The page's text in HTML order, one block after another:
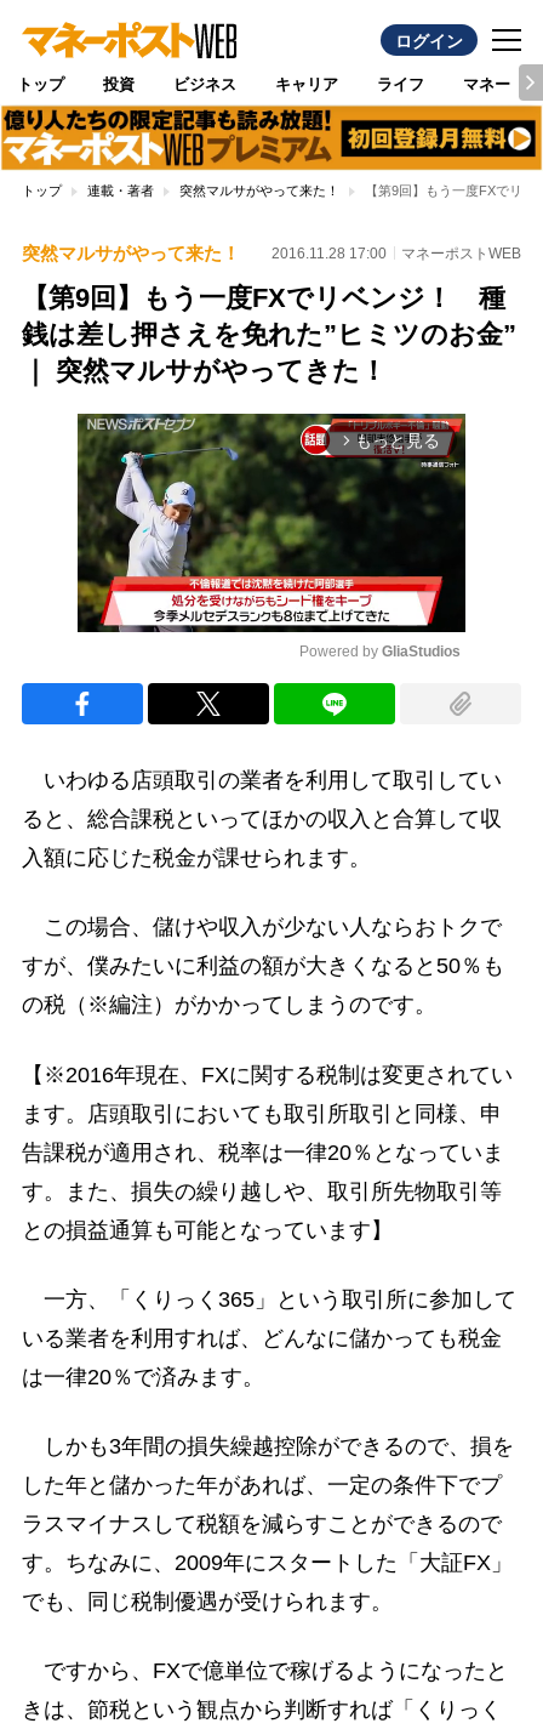
ログイン
トップ 投資 ビジネス キャリア ライフ マネー
トップ 連載・著者 突然マルサがやって来た！ 【第9回】もう一度FXでリ
突然マルサがやって来た！ 2016.11.28 17:00 マネーポストWEB
【第9回】もう一度FXでリベンジ！ 種
銭は差し押さえを免れた”ヒミツのお金”
｜ 突然マルサがやってきた！
arrow_forward_ios もっと見る
Powered by GliaStudios
いわゆる店頭取引の業者を利用して取引してい
ると、総合課税といってほかの収入と合算して収
入額に応じた税金が課せられます。
この場合、儲けや収入が少ない人ならおトクで
すが、僕みたいに利益の額が大きくなると50％も
の税（※編注）がかかってしまうのです。
【※2016年現在、FXに関する税制は変更されてい
ます。店頭取引においても取引所取引と同様、申
告課税が適用され、税率は一律20％となっていま
す。また、損失の繰り越しや、取引所先物取引等
との損益通算も可能となっています】
一方、「くりっく365」という取引所に参加して
いる業者を利用すれば、どんなに儲かっても税金
は一律20％で済みます。
しかも3年間の損失繰越控除ができるので、損を
した年と儲かった年があれば、一定の条件下でプ
ラスマイナスして税額を減らすことができるので
す。ちなみに、2009年にスタートした「大証FX」
でも、同じ税制優遇が受けられます。
ですから、FXで億単位で稼げるようになったと
きは、節税という観点から判断すれば「くりっく